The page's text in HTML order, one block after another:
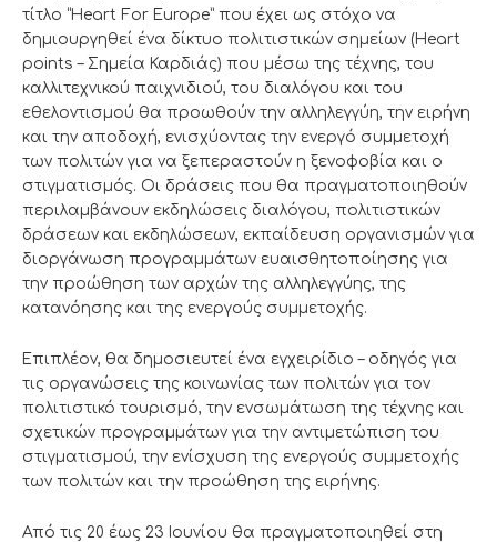
τίτλο “Heart For Europe” που έχει ως στόχο να
δημιουργηθεί ένα δίκτυο πολιτιστικών σημείων (Heart
points – Σημεία Καρδιάς) που μέσω της τέχνης, του
καλλιτεχνικού παιχνιδιού, του διαλόγου και του
εθελοντισμού θα προωθούν την αλληλεγγύη, την ειρήνη
και την αποδοχή, ενισχύοντας την ενεργό συμμετοχή
των πολιτών για να ξεπεραστούν η ξενοφοβία και ο
στιγματισμός. Οι δράσεις που θα πραγματοποιηθούν
περιλαμβάνουν εκδηλώσεις διαλόγου, πολιτιστικών
δράσεων και εκδηλώσεων, εκπαίδευση οργανισμών για
διοργάνωση προγραμμάτων ευαισθητοποίησης για
την προώθηση των αρχών της αλληλεγγύης, της
κατανόησης και της ενεργούς συμμετοχής.
Επιπλέον, θα δημοσιευτεί ένα εγχειρίδιο – οδηγός για
τις οργανώσεις της κοινωνίας των πολιτών για τον
πολιτιστικό τουρισμό, την ενσωμάτωση της τέχνης και
σχετικών προγραμμάτων για την αντιμετώπιση του
στιγματισμού, την ενίσχυση της ενεργούς συμμετοχής
των πολιτών και την προώθηση της ειρήνης.
Από τις 20 έως 23 Ιουνίου θα πραγματοποιηθεί στη